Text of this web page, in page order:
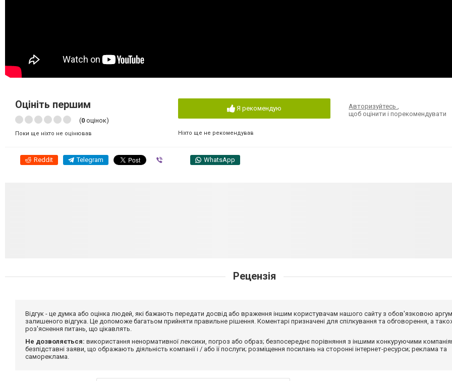
Оцініть першим
(0 оцінок)
Поки ще ніхто не оцінював
Я рекомендую
Ніхто ще не рекомендував
Авторизуйтесь
щоб оцінити і порекомендувати
Reddit Telegram WhatsApp
Рецензія
Відгук - це думка або оцінка людей, які бажають передати досвід або враження іншим користувачам нашого сайту з обов'язковою
залишеного відгука. Це допоможе багатьом прийняти правильне рішення. Коментарі призначені для спілкування та обговорення, а
роз'яснення питань, що цікавлять.
Не дозволяється: використання ненормативної лексики, погроз або образ; безпосереднє порівняння з іншими конкуруючими
безпідставні заяви, що ображають діяльність компанії і / або її послуги; розміщення посилань на сторонні інтернет-ресурси; реклама та
самореклама.